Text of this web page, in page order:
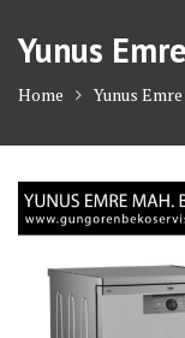
Yunus
Home Yunus